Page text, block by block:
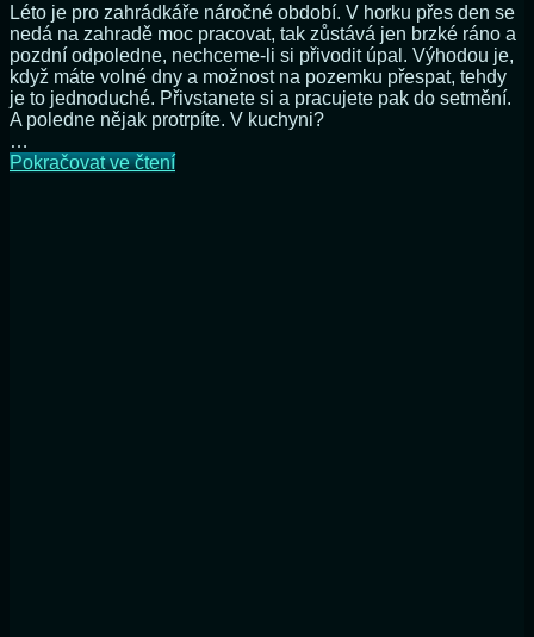
Léto je pro zahrádkáře náročné období. V horku přes den se
nedá na zahradě moc pracovat, tak zůstává jen brzké ráno a
pozdní odpoledne, nechceme-li si přivodit úpal. Výhodou je,
když máte volné dny a možnost na pozemku přespat, tehdy
je to jednoduché. Přivstanete si a pracujete pak do setmění.
A poledne nějak protrpíte. V kuchyni?
…
Pokračovat ve čteníKdo